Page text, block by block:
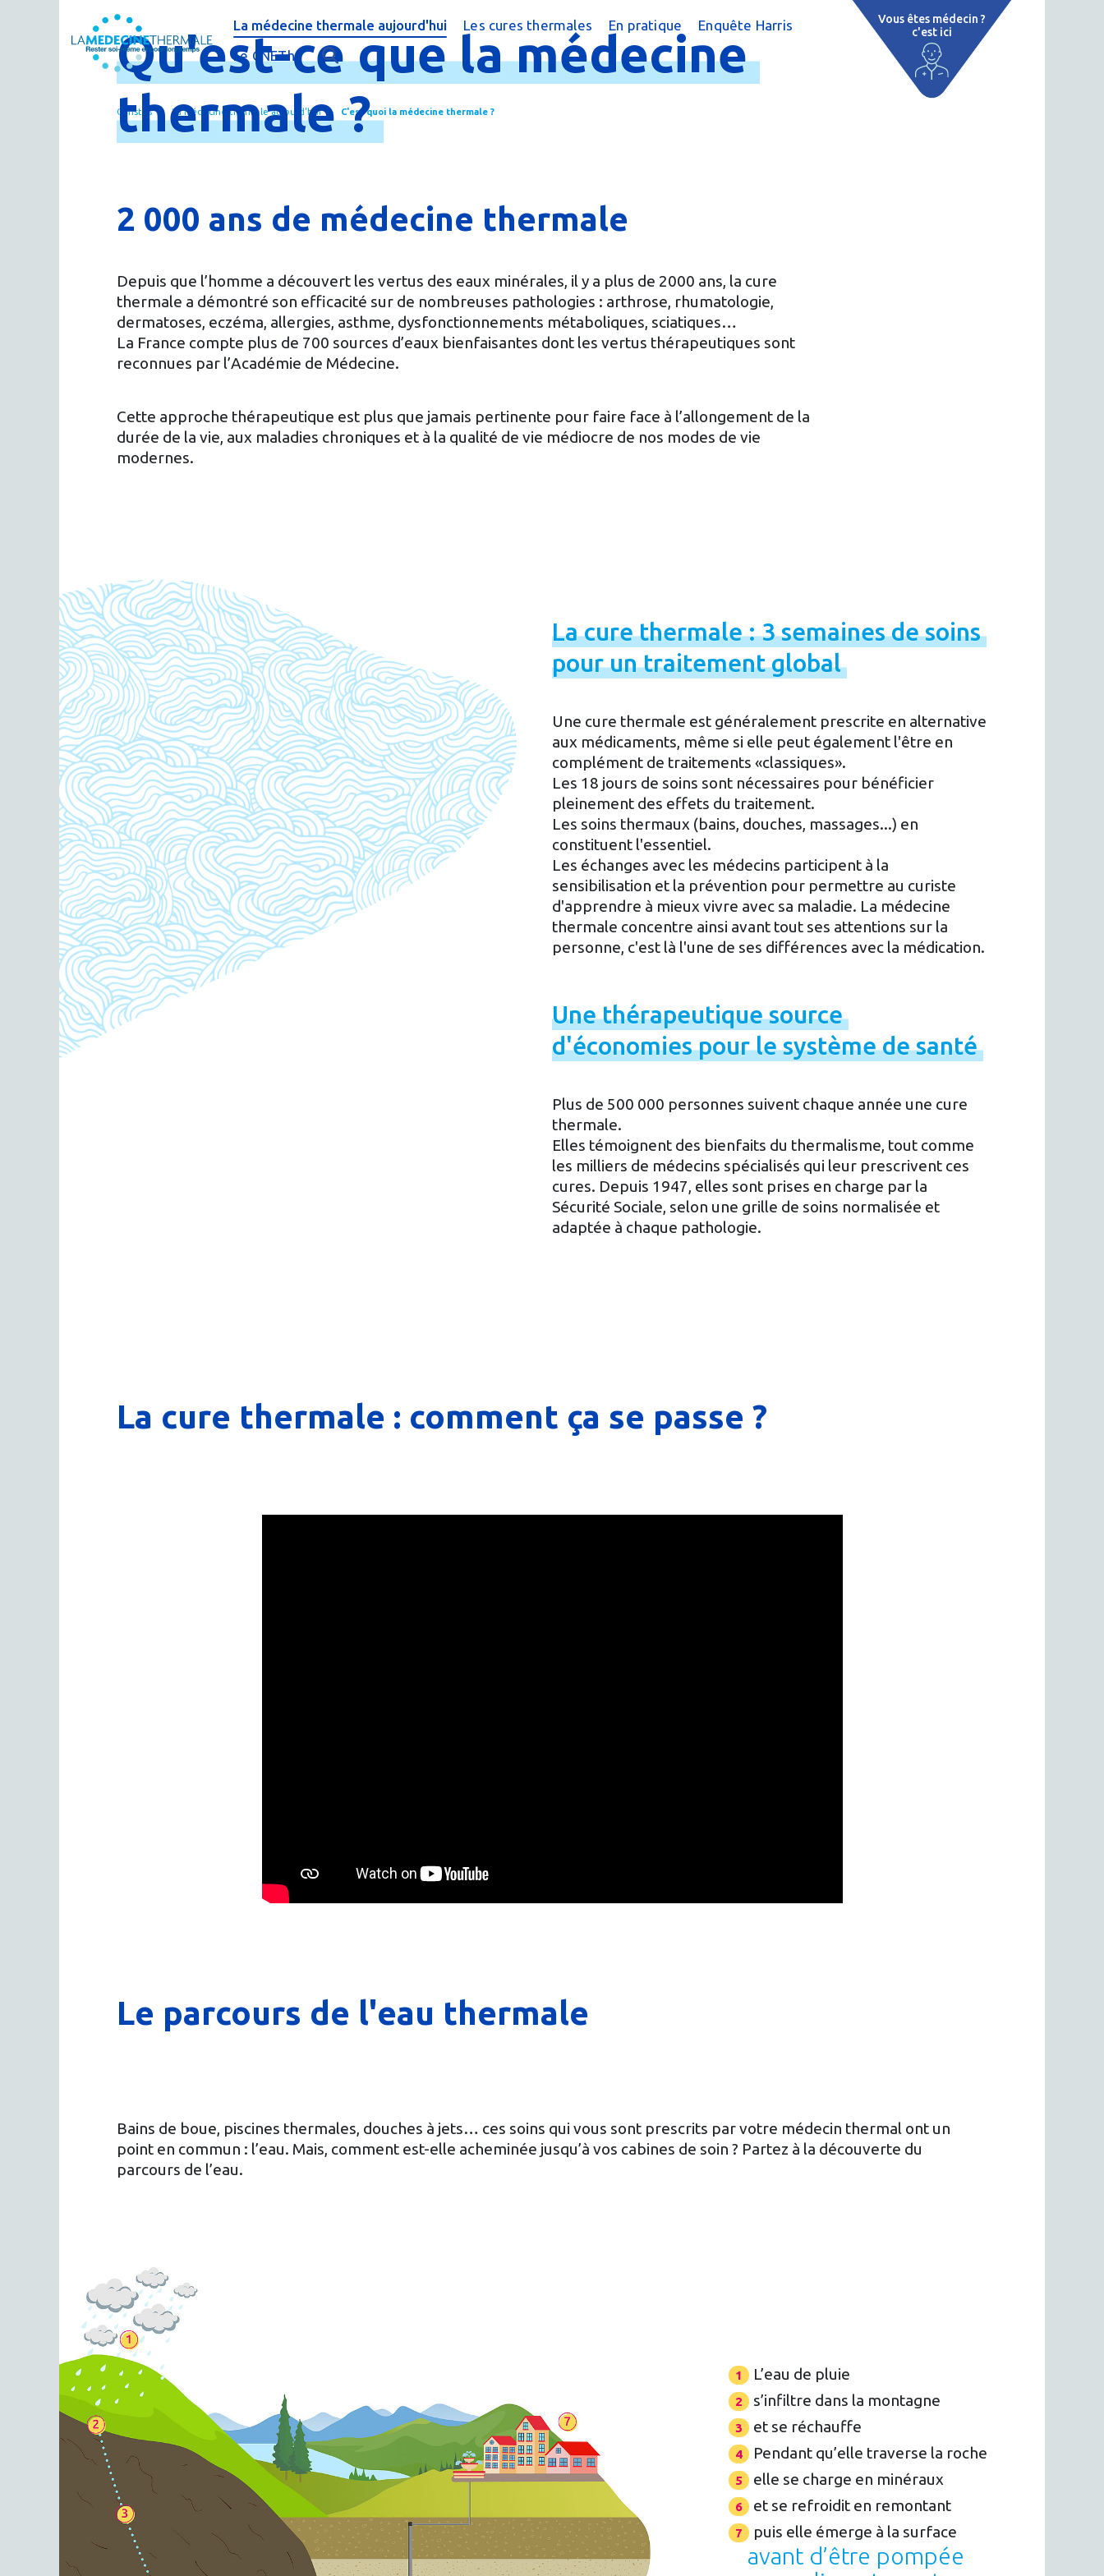
La médecine thermale aujourd'hui
C'est quoi la médecine thermale ?
L'éducation thérapeutique
Le thermalisme en chiffres
La médecine thermale
Les cures thermales
Cures conventionnées
En pratique
Trouver une cure
Créer un dossier personnalisé
Arriver en station thermale
Enquête Harris
Le CNETh
Qui sommes-nous ?
Actualités
Vous êtes médecin ?
c'est ici
Curistes La médecine thermale aujourd'hui C'est quoi la médecine thermale ?
Qu'est-cequelamédecine
thermale?
2 000 ans de médecine thermale
Depuis que l’homme a découvert les vertus des eaux minérales, il y a plus de 2000 ans, la cure
thermale a démontré son efficacité sur de nombreuses pathologies : arthrose, rhumatologie,
dermatoses, eczéma, allergies, asthme, dysfonctionnements métaboliques, sciatiques…
La France compte plus de 700 sources d’eaux bienfaisantes dont les vertus thérapeutiques sont
reconnues par l’Académie de Médecine.
Cette approche thérapeutique est plus que jamais pertinente pour faire face à l’allongement de la
durée de la vie, aux maladies chroniques et à la qualité de vie médiocre de nos modes de vie
modernes.
Lacurethermale:3semainesdesoins
pouruntraitementglobal
Une cure thermale est généralement prescrite en alternative
aux médicaments, même si elle peut également l'être en
complément de traitements «classiques».
Les 18 jours de soins sont nécessaires pour bénéficier
pleinement des effets du traitement.
Les soins thermaux (bains, douches, massages...) en
constituent l'essentiel.
Les échanges avec les médecins participent à la
sensibilisation et la prévention pour permettre au curiste
d'apprendre à mieux vivre avec sa maladie. La médecine
thermale concentre ainsi avant tout ses attentions sur la
personne, c'est là l'une de ses différences avec la médication.
Unethérapeutiquesource
d'économiespourlesystèmedesanté
Plus de 500 000 personnes suivent chaque année une cure
thermale.
Elles témoignent des bienfaits du thermalisme, tout comme
les milliers de médecins spécialisés qui leur prescrivent ces
cures. Depuis 1947, elles sont prises en charge par la
Sécurité Sociale, selon une grille de soins normalisée et
adaptée à chaque pathologie.
La cure thermale : comment ça se passe ?
Le parcours de l'eau thermale
Bains de boue, piscines thermales, douches à jets… ces soins qui vous sont prescrits par votre médecin thermal ont un
point en commun : l’eau. Mais, comment est-elle acheminée jusqu’à vos cabines de soin ? Partez à la découverte du
parcours de l’eau.
L’eau de pluie
s’infiltre dans la montagne
et se réchauffe
Pendant qu’elle traverse la roche
elle se charge en minéraux
et se refroidit en remontant
puis elle émerge à la surface
avant d’être pompée